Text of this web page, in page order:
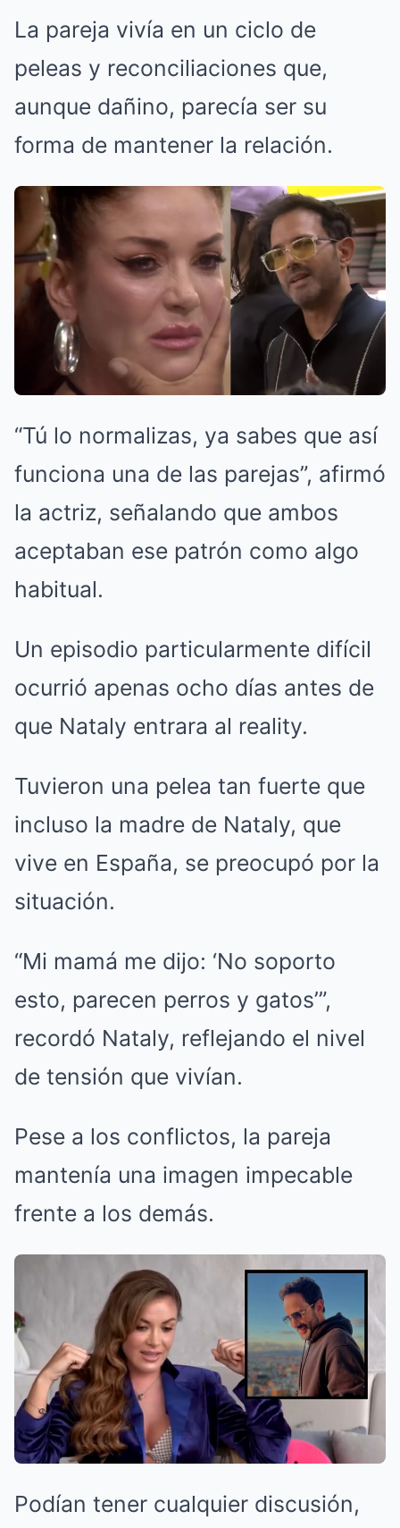
La pareja vivía en un ciclo de
peleas y reconciliaciones que,
aunque dañino, parecía ser su
forma de mantener la relación.
“Tú lo normalizas, ya sabes que así
funciona una de las parejas”, afirmó
la actriz, señalando que ambos
aceptaban ese patrón como algo
habitual.
Un episodio particularmente difícil
ocurrió apenas ocho días antes de
que Nataly entrara al reality.
Tuvieron una pelea tan fuerte que
incluso la madre de Nataly, que
vive en España, se preocupó por la
situación.
“Mi mamá me dijo: ‘No soporto
esto, parecen perros y gatos’”,
recordó Nataly, reflejando el nivel
de tensión que vivían.
Pese a los conflictos, la pareja
mantenía una imagen impecable
frente a los demás.
Podían tener cualquier discusión,